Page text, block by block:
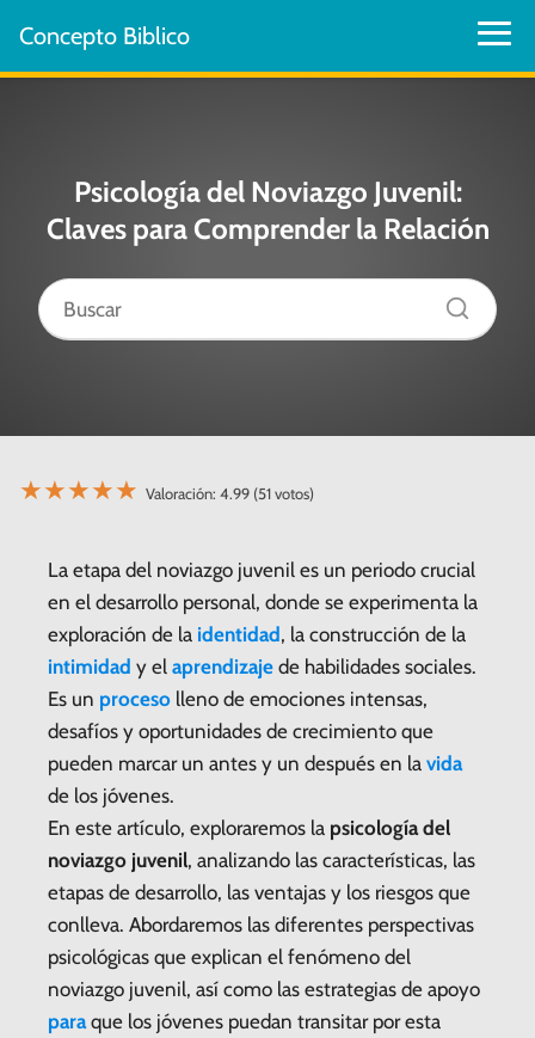
Concepto Biblico
Psicología del Noviazgo Juvenil:
Claves para Comprender la Relación
★★★★★ Valoración: 4.99 (51 votos)
La etapa del noviazgo juvenil es un periodo crucial
en el desarrollo personal, donde se experimenta la
exploración de la identidad, la construcción de la
intimidad y el aprendizaje de habilidades sociales.
Es un proceso lleno de emociones intensas,
desafíos y oportunidades de crecimiento que
pueden marcar un antes y un después en la vida
de los jóvenes.
En este artículo, exploraremos la psicología del
noviazgo juvenil, analizando las características, las
etapas de desarrollo, las ventajas y los riesgos que
conlleva. Abordaremos las diferentes perspectivas
psicológicas que explican el fenómeno del
noviazgo juvenil, así como las estrategias de apoyo
paraque los jóvenes puedan transitar por esta